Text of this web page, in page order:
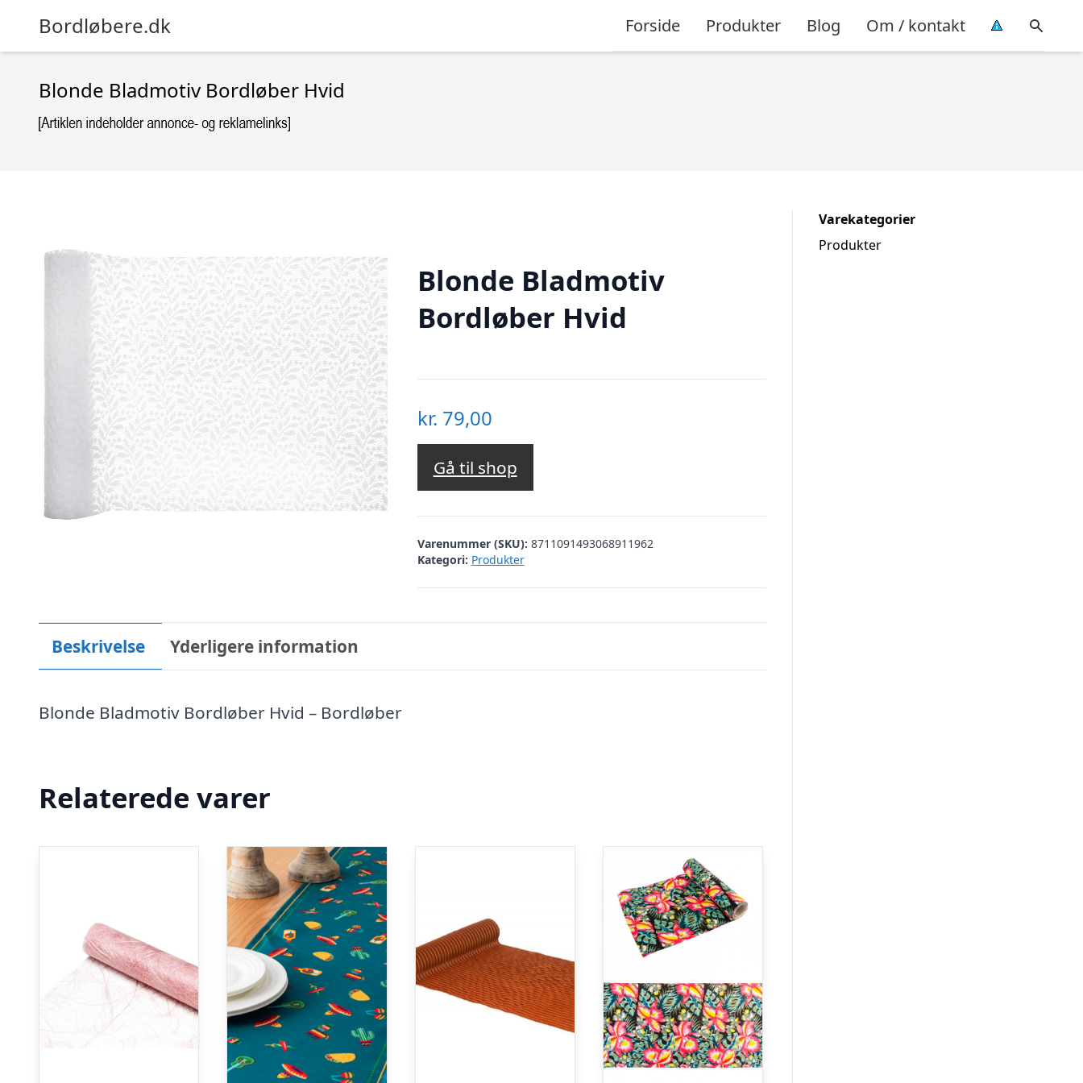
Bordløbere.dk Forside Produkter Blog Om / kontakt
Blonde Bladmotiv Bordløber Hvid
Blonde Bladmotiv
Bordløber Hvid
kr. 79,00
Gå til shop
Varenummer (SKU): 8711091493068911962
Kategori: Produkter
Beskrivelse Yderligere information
Blonde Bladmotiv Bordløber Hvid – Bordløber
Relaterede varer
Varekategorier
Produkter